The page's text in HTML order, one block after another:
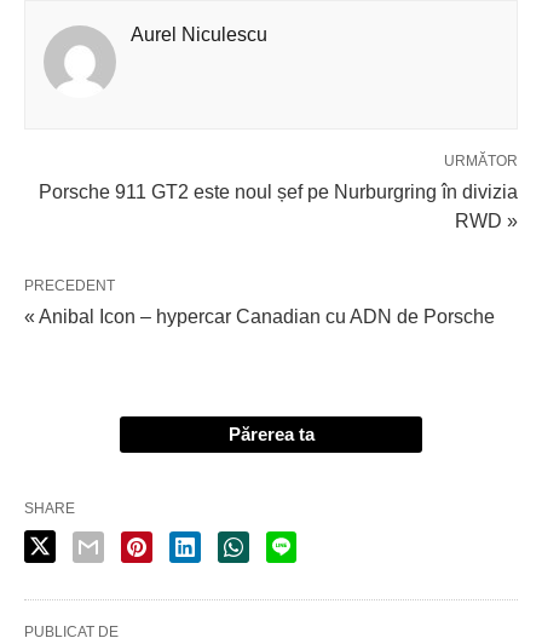
Aurel Niculescu
URMĂTOR
Porsche 911 GT2 este noul șef pe Nurburgring în divizia
RWD »
PRECEDENT
« Anibal Icon – hypercar Canadian cu ADN de Porsche
Părerea ta
SHARE
PUBLICAT DE